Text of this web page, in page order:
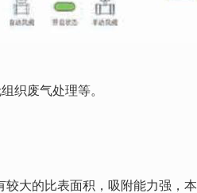
织废气处理等。
大的比表面积，吸附能力强，